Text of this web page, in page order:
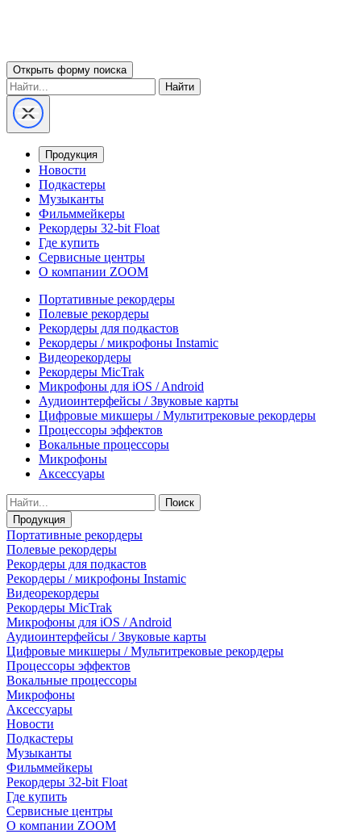
Открыть форму поиска
Найти
Продукция
Новости
Подкастеры
Музыканты
Фильммейкеры
Рекордеры 32-bit Float
Где купить
Сервисные центры
О компании ZOOM
Портативные рекордеры
Полевые рекордеры
Рекордеры для подкастов
Рекордеры / микрофоны Instamic
Видеорекордеры
Рекордеры MicTrak
Микрофоны для iOS / Android
Аудиоинтерфейсы / Звуковые карты
Цифровые микшеры / Мультитрековые рекордеры
Процессоры эффектов
Вокальные процессоры
Микрофоны
Аксессуары
Поиск
Продукция
Портативные рекордеры
Полевые рекордеры
Рекордеры для подкастов
Рекордеры / микрофоны Instamic
Видеорекордеры
Рекордеры MicTrak
Микрофоны для iOS / Android
Аудиоинтерфейсы / Звуковые карты
Цифровые микшеры / Мультитрековые рекордеры
Процессоры эффектов
Вокальные процессоры
Микрофоны
Аксессуары
Новости
Подкастеры
Музыканты
Фильммейкеры
Рекордеры 32-bit Float
Где купить
Сервисные центры
О компании ZOOM